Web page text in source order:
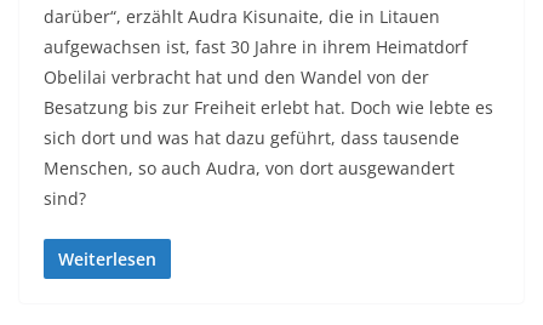
darüber“, erzählt Audra Kisunaite, die in Litauen
aufgewachsen ist, fast 30 Jahre in ihrem Heimatdorf
Obelilai verbracht hat und den Wandel von der
Besatzung bis zur Freiheit erlebt hat. Doch wie lebte es
sich dort und was hat dazu geführt, dass tausende
Menschen, so auch Audra, von dort ausgewandert
sind?
Weiterlesen